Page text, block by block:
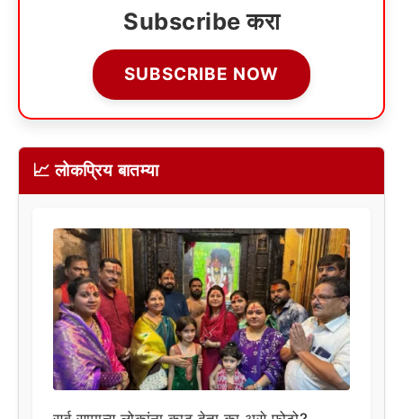
Subscribe करा
SUBSCRIBE NOW
📈 लोकप्रिय बातम्या